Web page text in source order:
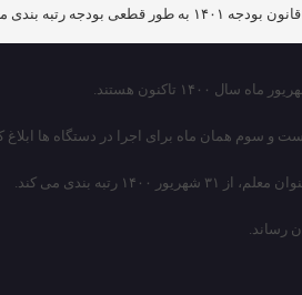
آن را عملیاتی کند.